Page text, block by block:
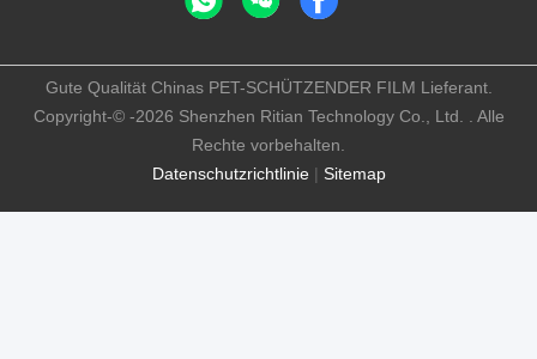
Datenschutzrichtlinie| Sitemap
Gute Qualität Chinas PET-SCHÜTZENDER FILM Lieferant.
Copyright-© -2026 Shenzhen Ritian Technology Co., Ltd. . Alle
Rechte vorbehalten.